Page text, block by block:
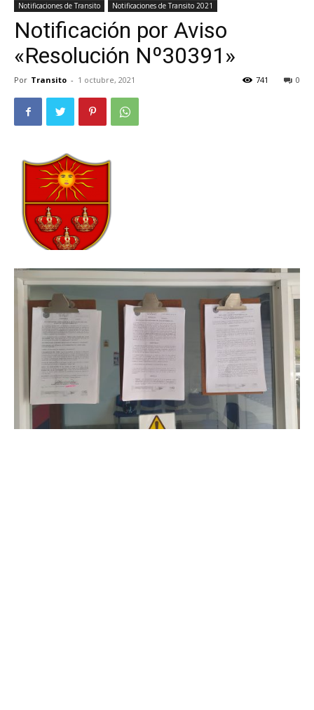
Notificaciones de Transito Notificaciones de Transito 2021
Notificación por Aviso
«Resolución Nº30391»
Por Transito - 1 octubre, 2021 0
741